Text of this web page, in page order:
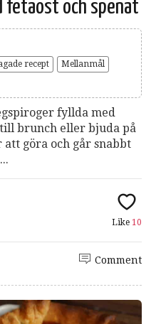
fetaost och spenat
recept
Mellanmål
fyllda med
brunch eller bjuda på
göra och går snabbt
Like 10
Comment